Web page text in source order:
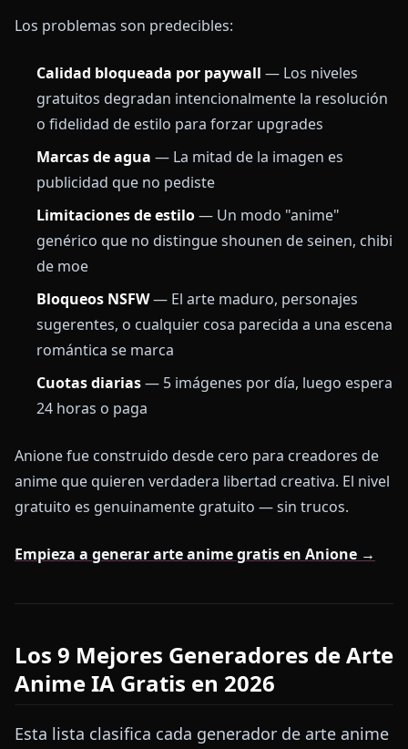
Los problemas son predecibles:
Calidad bloqueada por paywall — Los niveles
gratuitos degradan intencionalmente la resolución
o fidelidad de estilo para forzar upgrades
Marcas de agua — La mitad de la imagen es
publicidad que no pediste
Limitaciones de estilo— Un modo "anime"
genérico que no distingue shounen de seinen, chibi
de moe
Bloqueos NSFW— El arte maduro, personajes
sugerentes, o cualquier cosa parecida a una escena
romántica se marca
Cuotas diarias— 5 imágenes por día, luego espera
24 horas o paga
Anione fue construido desde cero para creadores de
anime que quieren verdadera libertad creativa. El nivel
gratuito es genuinamente gratuito — sin trucos.
Empieza a generar arte anime gratis en Anione →
Los 9 Mejores Generadores de Arte
Anime IA Gratis en 2026
Esta lista clasifica cada generador de arte anime